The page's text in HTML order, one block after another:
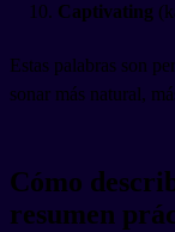
Captivating
Estas palabras son
sonar más natural,
Cómo
resumen